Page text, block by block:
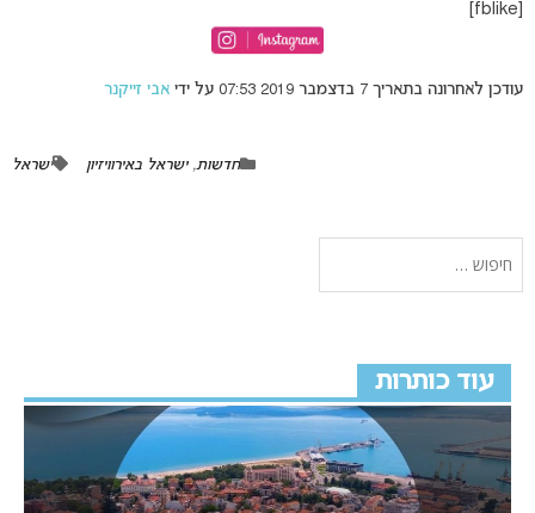
עודכן לאחרונה בתאריך 7 בדצמבר 2019 07:53 על ידי אבי זייקנר
חדשות, ישראל באירוויזיון ישראל
עוד כותרות